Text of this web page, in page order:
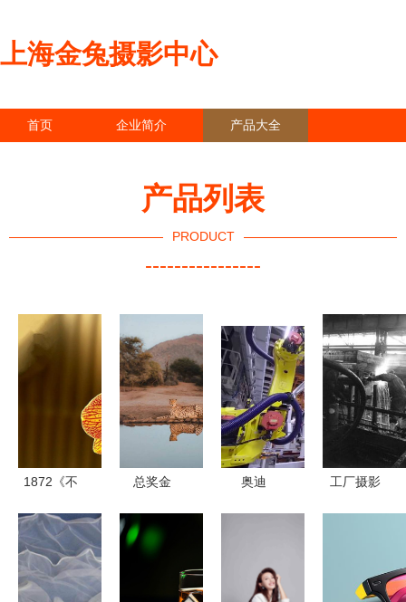
上海金兔摄影中心
首页 企业简介 产品大全
产品列表
PRODUCT
----------------
1872《不
摄影》兰韵
飘香! 摄影
总奖金
元，2026
年度摄影师
奥迪
摄
工厂摄影